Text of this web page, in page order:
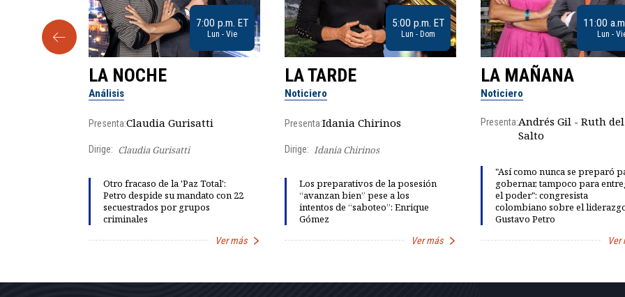
9:30 a.m. ET 7:00 p.m. ET
Lun - Vie
LA NOCHE
Análisis
Presenta:Claudia Gurisatti
Dirige: Claudia Gurisatti
Otro fracaso de la 'Paz Total':
Petro despide su mandato con 22
secuestrados por grupos
criminales
Ver más
5:00 p.m. ET
Lun - Dom
LA TARDE
Noticiero
Presenta:Idania Chirinos
Dirige: Idania Chirinos
Los preparativos de la posesión
“avanzan bien” pese a los
intentos de “saboteo”: Enrique
Gómez
Ver más
11:00
Lun -
LA MAÑANA
Noticiero
Presenta:Andrés Gil - Ruth del
Salto
"Así como nunca se preparó
gobernar, tampoco para
el poder": congresista
colombiano sobre el
Gustavo Petro
Ver
of